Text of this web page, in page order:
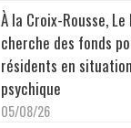
À la Croix-Rousse,
cherche des fonds
résidents en
psychique
05/08/26